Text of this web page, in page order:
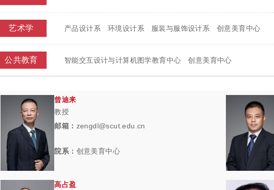
艺术学 产品设计系 环境设计系 服装与服饰设计系 创意美育中心
公共教育 智能交互设计与计算机图学教育中心 创意美育中心
曾迪来
教授
邮箱： zengdl@scut.edu.cn
院系： 创意美育中心
高占盈